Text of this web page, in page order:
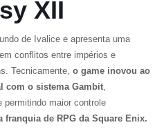
XII
de Ivalice e apresenta uma
conflitos entre impérios e
Tecnicamente, o game inovou ao
com o sistema Gambit,
permitindo maior controle
franquia de RPG da Square Enix.